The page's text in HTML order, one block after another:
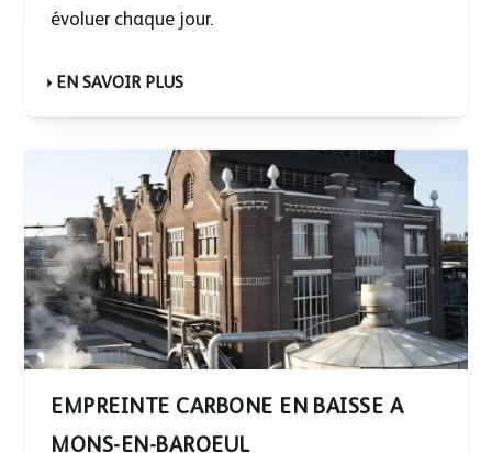
évoluer chaque jour.
EN SAVOIR PLUS
EMPREINTE CARBONE EN BAISSE A
MONS-EN-BAROEUL